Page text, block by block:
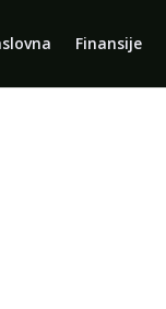
Finansije